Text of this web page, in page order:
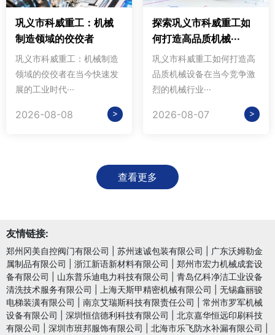
巩义市科威重工：机械
制造领域的佼佼者
巩义市科威重工：机械制造
领域的佼佼者在当今快速发
展的工业时代···
2026-08-08 >
探索巩义市科威重工如
何打造高品质机械···
巩义市科威重工如何打造高
品质机械设备在当今竞争激
烈的机械行业···
2026-08-07 >
查看更多
友情链接:
郑州冈美自控阀门有限公司 苏州速诚包装有限公司
广东沃姆勒金
属制品有限公司
浙江新语新材料有限公司
郑州市宏力机械成套设
备有限公司
山东普乐迪电力科技有限公司
青岛亿科净洁工业设备
清洗技术服务有限公司
上海天斯甲精密机械有限公司
无锡鑫丽骏
电梯装潢有限公司
南京艾瑞斯科技有限责任公司
常州市罗军机械
设备有限公司
深圳恒信德利科技有限公司
北京嘉华恒远印刷科技
有限公司
深圳市班邦服饰有限公司 北海市乐飞防水补漏有限公司